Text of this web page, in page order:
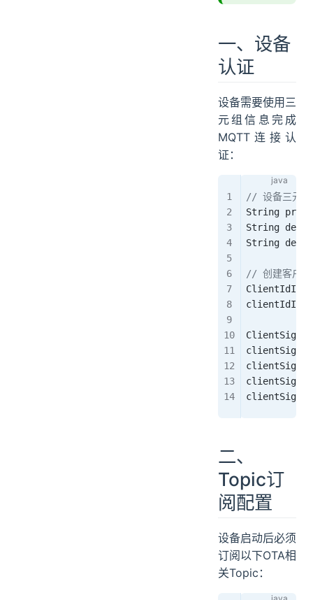
一、设备
认证
设备需要使用三
元组信息完成
MQTT连接认
证：
// 设备三元组
String
String
String
// 创建客户端
ClientIdInfo
clientIdInfo
ClientSign
clientSign
clientSign
clientSign
clientSign
二、
Topic订
阅配置
设备启动后必须
订阅以下OTA相
关Topic：